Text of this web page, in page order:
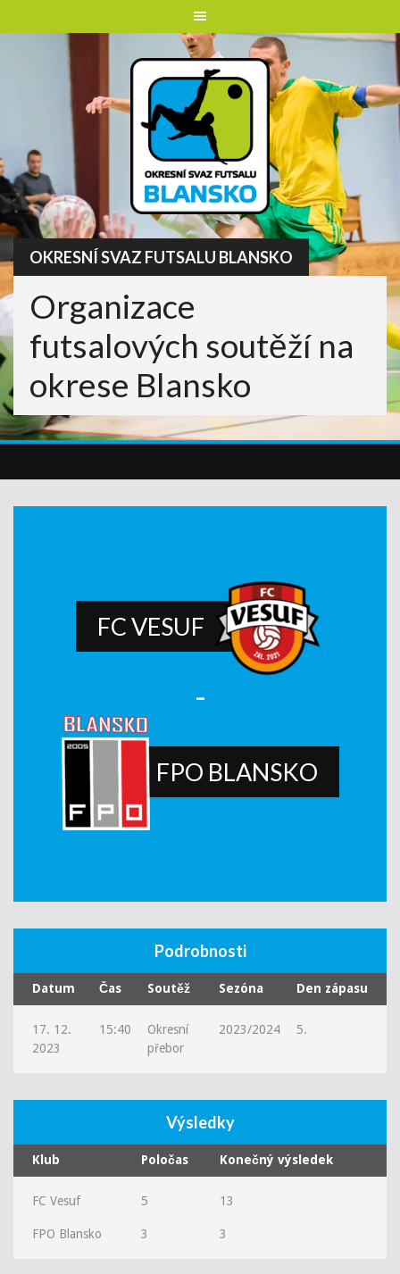
to
OKRESNÍ SVAZ FUTSALU BLANSKO
Organizace
futsalových soutěží na
okrese Blansko
FC VESUF
-
FPO BLANSKO
Podrobnosti
Datum Čas Soutěž Sezóna Den zápasu
17. 12.
2023
15:40
Okresní
přebor
2023/2024 5.
Výsledky
Klub Poločas Konečný výsledek
FC Vesuf 5 13
FPO Blansko 3 3